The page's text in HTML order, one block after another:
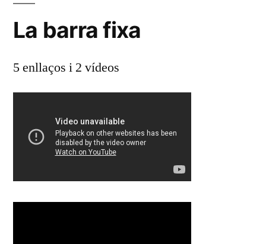
PAH
La barra fixa
5 enllaços i 2 vídeos